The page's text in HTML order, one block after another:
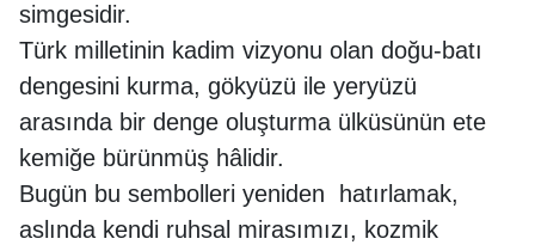
simgesidir.
Türk milletinin kadim vizyonu olan doğu-batı
dengesini kurma, gökyüzü ile yeryüzü
arasında bir denge oluşturma ülküsünün ete
kemiğe bürünmüş hâlidir.
Bugün bu sembolleri yeniden hatırlamak,
aslında kendi ruhsal mirasımızı, kozmik